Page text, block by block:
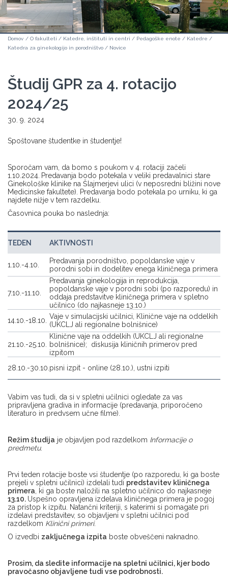
Domov / O fakulteti / Katedre, inštituti in centri / Pedagoške enote / Katedre /
Katedra za ginekologijo in porodništvo / Novice
Študij GPR za 4. rotacijo
2024/25
30. 9. 2024
Spoštovane študentke in študentje!
Sporočam vam, da bomo s poukom v 4. rotaciji začeli
1.10.2024. Predavanja bodo potekala v veliki predavalnici stare
Ginekološke klinike na Šlajmerjevi ulici (v neposredni bližini nove
Medicinske fakultete). Predavanja bodo potekala po urniku, ki ga
najdete nižje v tem razdelku.
Časovnica pouka bo naslednja:
TEDEN AKTIVNOSTI
1.10.-4.10.
Predavanja porodništvo, popoldanske vaje v
porodni sobi in dodelitev enega kliničnega primera
7.10.-11.10.
Predavanja ginekologija in reprodukcija,
popoldanske vaje v porodni sobi (po razporedu) in
oddaja predstavitve kliničnega primera v spletno
učilnico (do najkasneje 13.10.)
14.10.-18.10. Vaje v simulacijski učilnici, Klinične vaje na oddelkih
(UKCLJ ali regionalne bolnišnice)
21.10.-25.10.
Klinične vaje na oddelkih (UKCLJ ali regionalne
bolnišnice); diskusija kliničnih primerov pred
izpitom
28.10.-30.10. pisni izpit - online (28.10.), ustni izpiti
Vabim vas tudi, da si v spletni učilnici ogledate za vas
pripravljena gradiva in informacije (predavanja, priporočeno
literaturo in predvsem učne filme).
Režim študija je objavljen pod razdelkom Informacije o
predmetu.
Prvi teden rotacije boste vsi študentje (po razporedu, ki ga boste
prejeli v spletni učilnici) izdelali tudi predstavitev kliničnega
primera , ki ga boste naložili na spletno učilnico do najkasneje
13.10. Uspešno opravljena izdelava kliničnega primera je pogoj
za pristop k izpitu. Natančni kriteriji, s katerimi si pomagate pri
izdelavi predstavitev, so objavljeni v spletni učilnici pod
razdelkom Klinični primeri.
O izvedbi zaključnega izpita boste obveščeni naknadno.
Prosim, da sledite informacije na spletni učilnici, kjer bodo
pravočasno objavljene tudi vse podrobnosti.